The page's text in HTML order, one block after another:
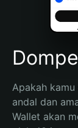
Português (Brasil)
Español
Apakah
andal dan
Wallet akan